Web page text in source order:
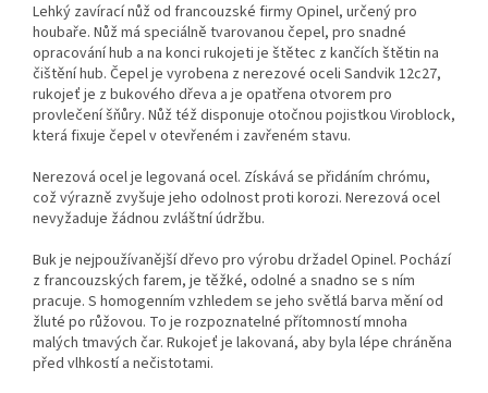
Lehký zavírací nůž od francouzské firmy Opinel, určený pro
houbaře. Nůž má speciálně tvarovanou čepel, pro snadné
opracování hub a na konci rukojeti je štětec z kančích štětin na
čištění hub. Čepel je vyrobena z nerezové oceli Sandvik 12c27,
rukojeť je z bukového dřeva a je opatřena otvorem pro
provlečení šňůry. Nůž též disponuje otočnou pojistkou Viroblock,
která fixuje čepel v otevřeném i zavřeném stavu.
Nerezová ocel je legovaná ocel. Získává se přidáním chrómu,
což výrazně zvyšuje jeho odolnost proti korozi. Nerezová ocel
nevyžaduje žádnou zvláštní údržbu.
Buk je nejpoužívanější dřevo pro výrobu držadel Opinel. Pochází
z francouzských farem, je těžké, odolné a snadno se s ním
pracuje. S homogenním vzhledem se jeho světlá barva mění od
žluté po růžovou. To je rozpoznatelné přítomností mnoha
malých tmavých čar. Rukojeť je lakovaná, aby byla lépe chráněna
před vlhkostí a nečistotami.